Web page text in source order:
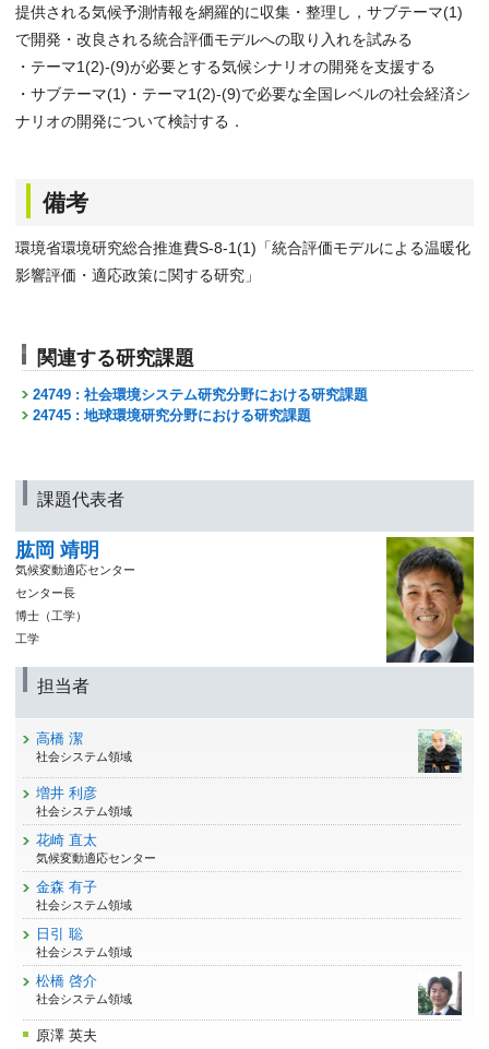
提供される気候予測情報を網羅的に収集・整理し，サブテーマ(1)
で開発・改良される統合評価モデルへの取り入れを試みる
・テーマ1(2)-(9)が必要とする気候シナリオの開発を支援する
・サブテーマ(1)・テーマ1(2)-(9)で必要な全国レベルの社会経済シ
ナリオの開発について検討する．
備考
環境省環境研究総合推進費S-8-1(1)「統合評価モデルによる温暖化
影響評価・適応政策に関する研究」
関連する研究課題
24749 : 社会環境システム研究分野における研究課題
24745 : 地球環境研究分野における研究課題
課題代表者
肱岡 靖明
気候変動適応センター
センター長
博士（工学）
工学
担当者
高橋 潔
社会システム領域
増井 利彦
社会システム領域
花崎 直太
気候変動適応センター
金森 有子
社会システム領域
日引 聡
社会システム領域
松橋 啓介
社会システム領域
原澤 英夫